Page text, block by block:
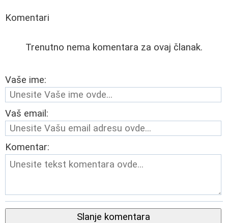
Komentari
Trenutno nema komentara za ovaj članak.
Vaše ime:
Vaš email:
Komentar:
Slanje komentara